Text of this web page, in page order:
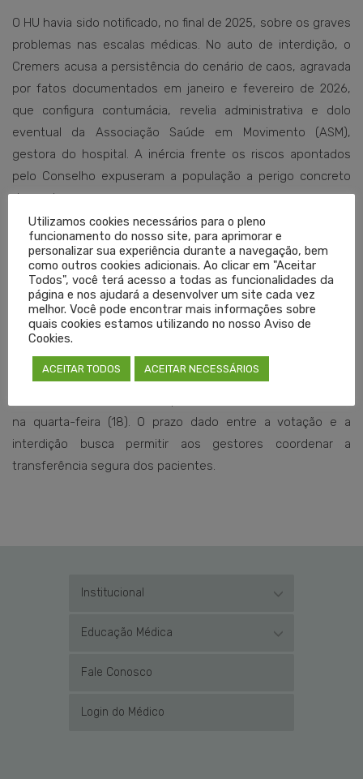
O HU havia sido notificado, no final de 2025, sobre os graves
problemas nas escalas médicas. No auto de interdição, o
Cremers acusa a persistência do cenário de caos, agravada
por fatos documentados em janeiro e fevereiro de 2026,
que configura contumácia, revelia administrativa e dolo
eventual da Associação Saúde em Movimento (ASM),
gestora do hospital. A inércia frente os riscos apontados
pelo Conselho expuseram a população a perigo concreto
de morte.
O Cremers alia a interdição ética à solicitação de
providências por parte do Ministério Público Estadual, da
Secretaria Estadual da Saúde, Secretaria Municipal de Saúde
de Canoas e da Polícia Civil.
Prazo para organização
O Cremers decidiu pela interdição ética cautelar parcial do
na quarta-feira (18). O prazo dado entre a votação e a
interdição busca permitir aos gestores coordenar a
transferência segura dos pacientes.
Institucional
Educação Médica
Fale Conosco
Login do Médico
Utilizamos cookies necessários para o pleno
funcionamento do nosso site, para aprimorar e
personalizar sua experiência durante a navegação, bem
como outros cookies adicionais. Ao clicar em "Aceitar
Todos", você terá acesso a todas as funcionalidades da
página e nos ajudará a desenvolver um site cada vez
melhor. Você pode encontrar mais informações sobre
quais cookies estamos utilizando no nosso Aviso de
Cookies.
ACEITAR TODOS ACEITAR NECESSÁRIOS